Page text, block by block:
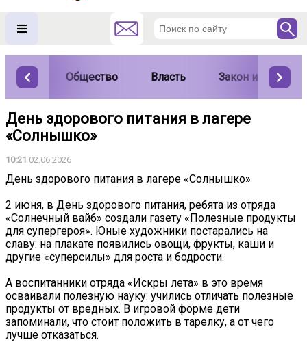
Общество Власть Закон и порядок
День здорового питания в лагере
«Солнышко»
10:21 02.06.2026
День здорового питания в лагере «Солнышко»
2 июня, в День здорового питания, ребята из отряда
«Солнечный вайб» создали газету «Полезные продукты
для супергероя». Юные художники постарались на
славу: на плакате появились овощи, фрукты, каши и
другие «суперсилы» для роста и бодрости.
А воспитанники отряда «Искры лета» в это время
осваивали полезную науку: учились отличать полезные
продукты от вредных. В игровой форме дети
запоминали, что стоит положить в тарелку, а от чего
лучше отказаться.